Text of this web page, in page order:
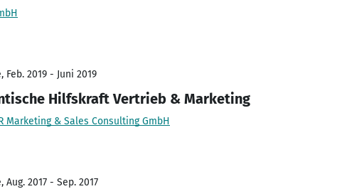
Feb. 2019 - Juni 2019
Hilfskraft Vertrieb & Marketing
Marketing & Sales Consulting GmbH
Aug. 2017 - Sep. 2017